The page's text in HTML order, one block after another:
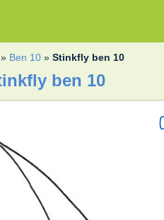
» Ben 10 »Stinkfly ben 10
ben 10